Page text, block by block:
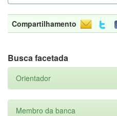
Compartilhamento
Busca facetada
Orientador
Membro da banca